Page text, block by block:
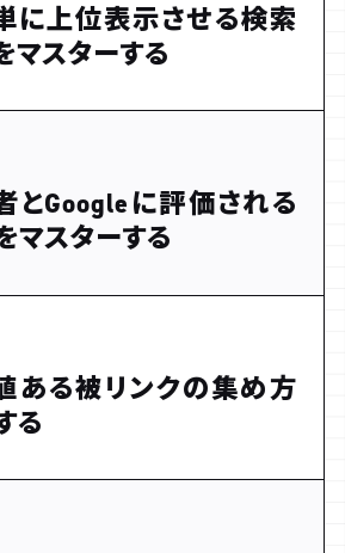
に上位表示させる検索
マスターする
とGoogleに評価される
マスターする
ある被リンクの集め方
る